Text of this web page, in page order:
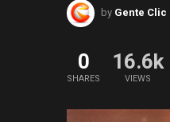
by Gente Clic
0
SHARES
16.6k
VIEWS